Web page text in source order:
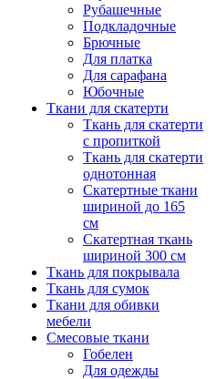
Рубашечные
Подкладочные
Брючные
Для платка
Для сарафана
Юбочные
Ткани для скатерти
Ткань для скатерти
с пропиткой
Ткань для скатерти
однотонная
Скатертные ткани
шириной до 165
см
Скатертная ткань
шириной 300 см
Ткань для покрывала
Ткань для сумок
Ткани для обивки
мебели
Смесовые ткани
Гобелен
Для одежды